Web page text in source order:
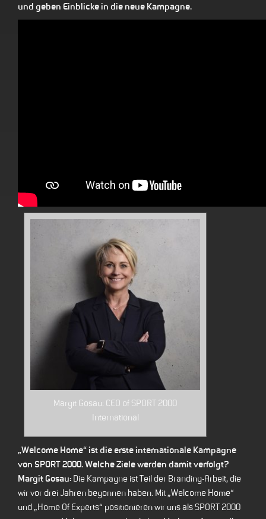
und geben Einblicke in die neue Kampagne.
Margit Gosau: CEO of SPORT 2000
International
„Welcome Home“ ist die erste internationale Kampagne
von SPORT 2000. Welche Ziele werden damit verfolgt?
Margit Gosau: Die Kampagne ist Teil der Branding-Arbeit, die
wir vor drei Jahren begonnen haben. Mit „Welcome Home“
und „Home Of Experts“ positionieren wir uns als SPORT 2000